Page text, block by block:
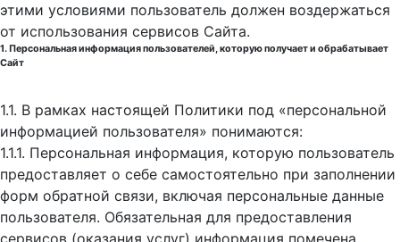
этими условиями пользователь должен воздержаться
от использования сервисов Сайта.
1. Персональная информация пользователей, которую получает и обрабатывает
Сайт
1.1. В рамках настоящей Политики под «персональной
информацией пользователя» понимаются:
1.1.1. Персональная информация, которую пользователь
предоставляет о себе самостоятельно при заполнении
форм обратной связи, включая персональные данные
пользователя. Обязательная для предоставления